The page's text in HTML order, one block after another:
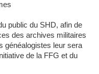
public du SHD, afin de
des archives militaires
généalogistes leur sera
de la FFG et du